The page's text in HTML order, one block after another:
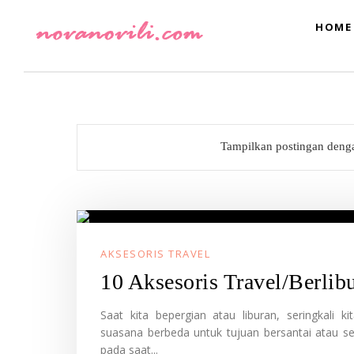
HOME
Tampilkan postingan
AKSESORIS TRAVEL
10 Aksesoris Travel/
Saat kita bepergian atau liburan, seringkali
suasana berbeda untuk tujuan bersantai atau
pada saat...